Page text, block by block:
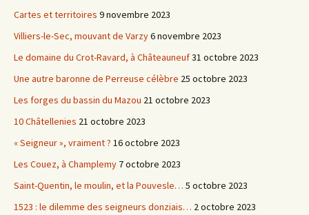
Cartes et territoires 9 novembre 2023
Villiers-le-Sec, mouvant de Varzy6 novembre 2023
Le domaine du Crot-Ravard, à Châteauneuf31 octobre 2023
Une autre baronne de Perreuse célèbre 25 octobre 2023
Les forges du bassin du Mazou 21 octobre 2023
10 Châtellenies 21 octobre 2023
« Seigneur », vraiment ? 16 octobre 2023
Les Couez, à Champlemy 7 octobre 2023
Saint-Quentin, le moulin, et la Pouvesle… 5 octobre 2023
1523 : le dilemme des seigneurs donziais… 2 octobre 2023